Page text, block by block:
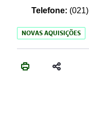
Telefone: (021)
NOVAS AQUISIÇÕES